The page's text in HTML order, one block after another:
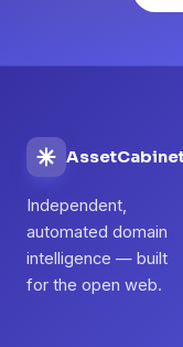
Independent,
automated domain
intelligence — built
for the open web.